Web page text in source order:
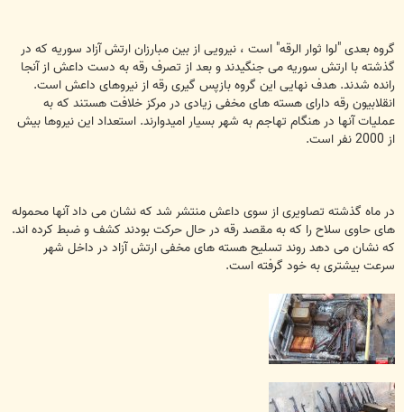
گروه بعدی "لوا ثوار الرقه" است ، نیرویی از بین مبارزان ارتش آزاد سوریه که در
گذشته با ارتش سوریه می جنگیدند و بعد از تصرف رقه به دست داعش از آنجا
رانده شدند. هدف نهایی این گروه بازپس گیری رقه از نیروهای داعش است.
انقلابیون رقه دارای هسته های مخفی زیادی در مرکز خلافت هستند که به
عملیات آنها در هنگام تهاجم به شهر بسیار امیدوارند. استعداد این نیروها بیش
از 2000 نفر است.
در ماه گذشته تصاویری از سوی داعش منتشر شد که نشان می داد آنها محموله
های حاوی سلاح را که به مقصد رقه در حال حرکت بودند کشف و ضبط کرده اند.
که نشان می دهد روند تسلیح هسته های مخفی ارتش آزاد در داخل شهر
سرعت بیشتری به خود گرفته است.